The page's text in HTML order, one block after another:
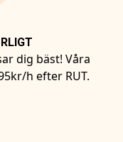
dig bäst! Våra
h efter RUT.